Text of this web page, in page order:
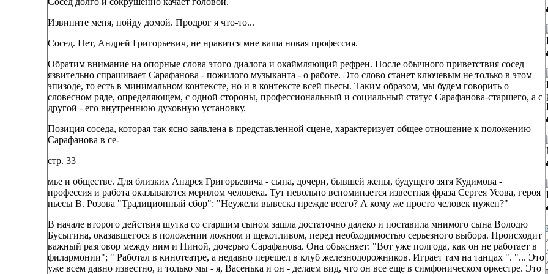
Извините меня, пойду домой. Продрог я что-то...
Сосед. Нет, Андрей Григорьевич, не нравится мне ваша новая профессия.
Обратим внимание на опорные слова этого диалога и окаймляющий рефрен. После обычного приветствия сосед
язвительно спрашивает Сарафанова - пожилого музыканта - о работе. Это слово станет ключевым не только в этом
эпизоде, то есть в минимальном контексте, но и в контексте всей пьесы. Таким образом, мы будем говорить о
словесном ряде, определяющем, с одной стороны, профессиональный и социальный статус Сарафанова-старшего, а с
другой - его внутреннюю духовную установку.
Позиция соседа, которая так ясно заявлена в представленной сцене, характеризует общее отношение к положению
Сарафанова в се-
стр. 33
мье и обществе. Для близких Андрея Григорьевича - сына, дочери, бывшей жены, будущего зятя Кудимова -
профессия и работа оказываются мерилом человека. Тут невольно вспоминается известная фраза Сергея Усова, героя
пьесы В. Розова "Традиционный сбор": "Неужели вывеска прежде всего? А кому же просто человек нужен?"
В начале второго действия шутка со старшим сыном зашла достаточно далеко и поставила мнимого сына Володю
Бусыгина, оказавшегося в положении ложном и щекотливом, перед необходимостью серьезного выбора. Происходит
важный разговор между ним и Ниной, дочерью Сарафанова. Она объясняет: "Вот уже полгода, как он не работает в
филармонии"; " Работал в кинотеатре, а недавно перешел в клуб железнодорожников. Играет там на танцах ". "... Это
уже всем давно известно, и только мы - я, Васенька и он - делаем вид, что он все еще в симфоническом оркестре. Это
›
›